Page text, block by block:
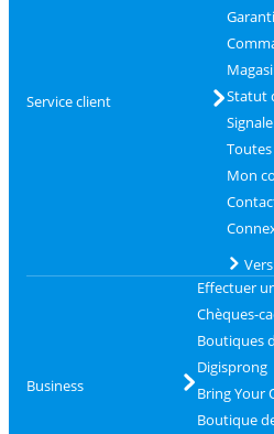
Service client
Statut
Mon
Business
Effectuer
Chèques-
Boutiques
Digisprong
Bring Your
Boutique